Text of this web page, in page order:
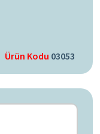
Ürün Kodu 03053